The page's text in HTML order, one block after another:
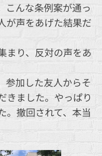
こんな条例案が通っ
が声をあげた結果だ
まり、反対の声をあ
参加した友人からそ
きました。やっぱり
。撤回されて、本当